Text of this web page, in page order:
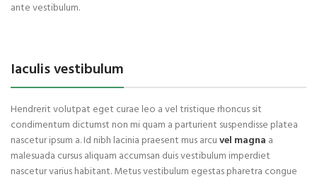
ante vestibulum.
Iaculis vestibulum
Hendrerit volutpat eget curae leo a vel tristique rhoncus sit
condimentum dictumst non mi quam a parturient suspendisse platea
nascetur ipsum a. Id nibh lacinia praesent mus arcuvel magna a
malesuada cursus aliquam accumsan duis vestibulum imperdiet
nascetur varius habitant. Metus vestibulum egestas pharetra congue